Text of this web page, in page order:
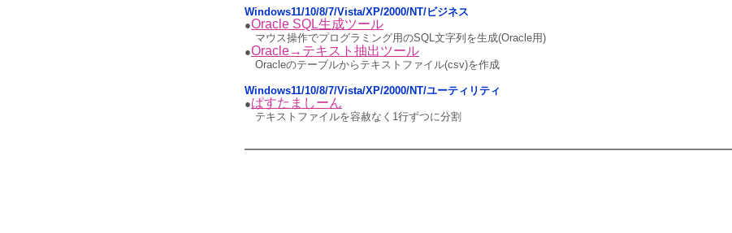
Windows11/10/8/7/Vista/XP/2000/NT/ビジネス
●Oracle SQL生成ツール
マウス操作でプログラミング用のSQL文字列を生成(Oracle用)
●Oracle→テキスト抽出ツール
Oracleのテーブルからテキストファイル(csv)を作成
Windows11/10/8/7/Vista/XP/2000/NT/ユーティリティ
●ぱすたましーん
テキストファイルを容赦なく1行ずつに分割